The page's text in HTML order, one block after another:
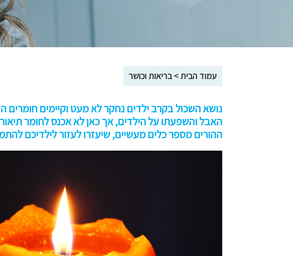
עמוד הבית>בריאות וכושר
נושא השכול בקרב ילדים נחקר לא מעט וקיימים חומרים
האבל והשפעתו על הילדים, אך כאן לא אכנס לחומר
ההורים מספר כלים מעשיים, שיעזרו לעזור לילדיכם